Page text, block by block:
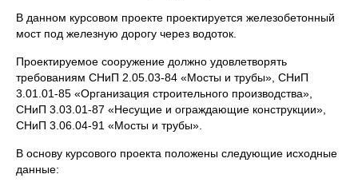
В данном курсовом проекте проектируется железобетонный
мост под железную дорогу через водоток.
Проектируемое сооружение должно удовлетворять
требованиям СНиП 2.05.03-84 «Мосты и трубы», СНиП
3.01.01-85 «Организация строительного производства»,
СНиП 3.03.01-87 «Несущие и ограждающие конструкции»,
СНиП 3.06.04-91 «Мосты и трубы».
В основу курсового проекта положены следующие исходные
данные: